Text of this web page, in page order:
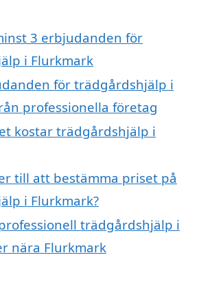
3 erbjudanden för
i Flurkmark
för trädgårdshjälp i
professionella företag
kostar trädgårdshjälp i
till att bestämma priset på
i Flurkmark?
trädgårdshjälp i
nära Flurkmark